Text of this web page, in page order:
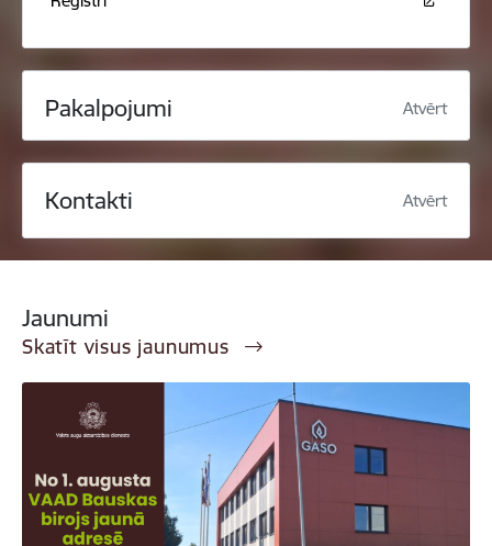
Pakalpojumi Atvērt
Kontakti Atvērt
Jaunumi
Skatīt visus jaunumus